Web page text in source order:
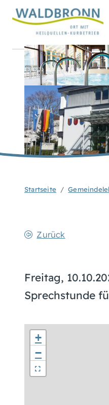
Startseite
Zurück
Freitag,
Sprechstunde
+
−